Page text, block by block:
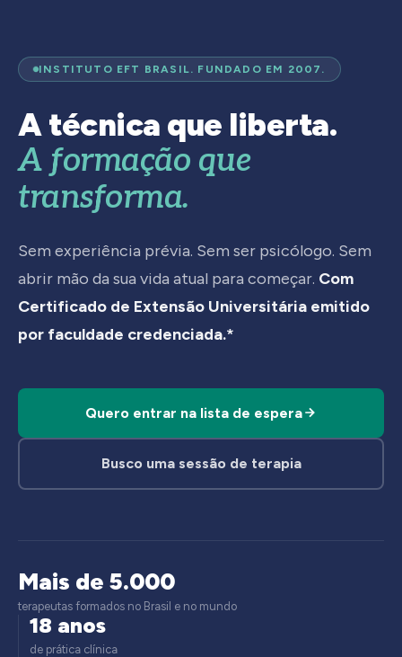
INSTITUTO EFT BRASIL. FUNDADO EM 2007.
A técnica que liberta.
A formação que
transforma.
Sem experiência prévia. Sem ser psicólogo. Sem
abrir mão da sua vida atual para começar. Com
Certificado de Extensão Universitária emitido
por faculdade credenciada.*
Quero entrar na lista de espera
Busco uma sessão de terapia
Mais de 5.000
terapeutas formados no Brasil e no mundo
18 anos
de prática clínica